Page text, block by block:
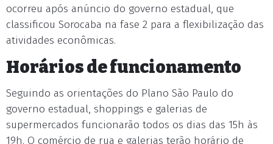
ocorreu após anúncio do governo estadual, que
classificou Sorocaba na fase 2 para a flexibilização das
atividades econômicas.
Horários de funcionamento
Seguindo as orientações do Plano São Paulo do
governo estadual, shoppings e galerias de
supermercados funcionarão todos os dias das 15h às
19h. O comércio de rua e galerias terão horário de